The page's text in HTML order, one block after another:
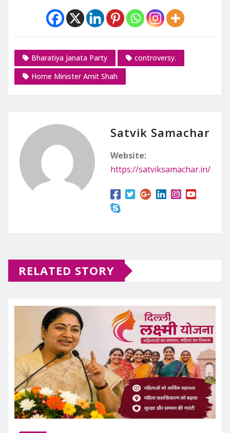
Bharatiya Janata Party
controversy.
Home Minister Amit Shah
Satvik Samachar
Website:
https://satviksamachar.in/
RELATED STORY